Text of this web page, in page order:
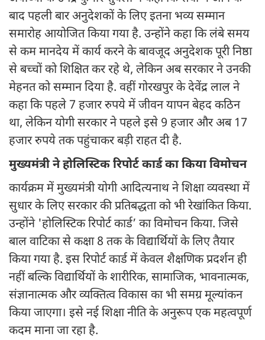
बाद पहली बार अनुदेशकों के लिए इतना भव्य सम्मान
समारोह आयोजित किया गया है. उन्होंने कहा कि लंबे समय
से कम मानदेय में कार्य करने के बावजूद अनुदेशक पूरी निष्ठा
से बच्चों को शिक्षित कर रहे थे, लेकिन अब सरकार ने उनकी
मेहनत को सम्मान दिया है. वहीं गोरखपुर के देवेंद्र लाल ने
कहा कि पहले 7 हजार रुपये में जीवन यापन बेहद कठिन
था, लेकिन योगी सरकार ने पहले इसे 9 हजार और अब 17
हजार रुपये तक पहुंचाकर बड़ी राहत दी है.
मुख्यमंत्री ने होलिस्टिक रिपोर्ट कार्ड का किया विमोचन
कार्यक्रम में मुख्यमंत्री योगी आदित्यनाथ ने शिक्षा व्यवस्था में
सुधार के लिए सरकार की प्रतिबद्धता को भी रेखांकित किया.
उन्होंने 'होलिस्टिक रिपोर्ट कार्ड’ का विमोचन किया. जिसे
बाल वाटिका से कक्षा 8 तक के विद्यार्थियों के लिए तैयार
किया गया है. इस रिपोर्ट कार्ड में केवल शैक्षणिक प्रदर्शन ही
नहीं बल्कि विद्यार्थियों के शारीरिक, सामाजिक, भावनात्मक,
संज्ञानात्मक और व्यक्तित्व विकास का भी समग्र मूल्यांकन
किया जाएगा। इसे नई शिक्षा नीति के अनुरूप एक महत्वपूर्ण
कदम माना जा रहा है.